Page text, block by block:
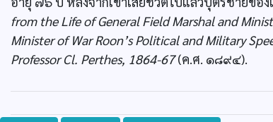
from the Life of General Field Marshal and
Minister of War Roon’s Political and Military
Professor Cl. Perthes, 1864-67(ค.ศ. ๑๘๙๔).